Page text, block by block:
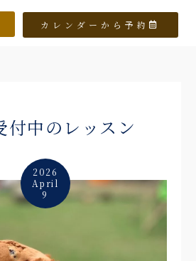
カレンダーから予約
付中のレッスン
2026
April
9